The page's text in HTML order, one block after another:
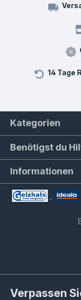
14 Tage
Kategorien
Benötigst du
Informationen
Verpassen